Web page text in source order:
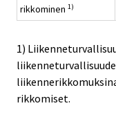
rikkominen 1)
1)
rikkomiset.